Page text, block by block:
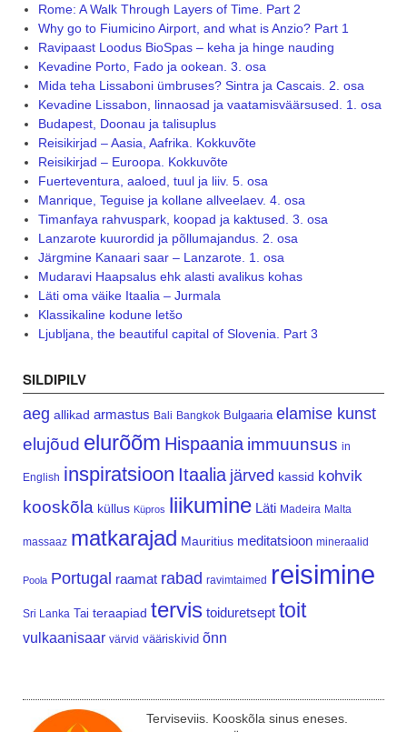
Rome: A Walk Through Layers of Time. Part 2
Why go to Fiumicino Airport, and what is Anzio? Part 1
Ravipaast Loodus BioSpas – keha ja hinge nauding
Kevadine Porto, Fado ja ookean. 3. osa
Mida teha Lissaboni ümbruses? Sintra ja Cascais. 2. osa
Kevadine Lissabon, linnaosad ja vaatamisväärsused. 1. osa
Budapest, Doonau ja talisuplus
Reisikirjad – Aasia, Aafrika. Kokkuvõte
Reisikirjad – Euroopa. Kokkuvõte
Fuerteventura, aaloed, tuul ja liiv. 5. osa
Manrique, Teguise ja kollane allveelaev. 4. osa
Timanfaya rahvuspark, koopad ja kaktused. 3. osa
Lanzarote kuurordid ja põllumajandus. 2. osa
Järgmine Kanaari saar – Lanzarote. 1. osa
Mudaravi Haapsalus ehk alasti avalikus kohas
Läti oma väike Itaalia – Jurmala
Klassikaline kodune letšo
Ljubljana, the beautiful capital of Slovenia. Part 3
SILDIPILV
aeg allikad armastus Bali Bangkok Bulgaaria elamise kunst
elujõud elurõõm Hispaania immuunsus in
English inspiratsioon Itaalia järved kassid kohvik
kooskõla küllus Küpros liikumine Läti Madeira Malta
massaaz matkarajad Mauritius meditatsioon mineraalid
Poola Portugal raamat rabad ravimtaimed reisimine
Sri Lanka Tai teraapiad tervis toiduretsept toit
vulkaanisaar värvid vääriskivid õnn
Terviseviis. Kooskõla sinus eneses.